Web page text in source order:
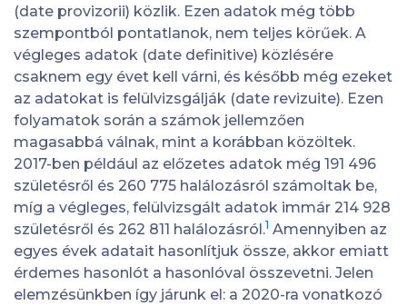
(date provizorii) közlik. Ezen adatok még több
szempontból pontatlanok, nem teljes körűek. A
végleges adatok (date definitive) közlésére
csaknem egy évet kell várni, és később még ezeket
az adatokat is felülvizsgálják (date revizuite). Ezen
folyamatok során a számok jellemzően
magasabbá válnak, mint a korábban közöltek.
2017-ben például az előzetes adatok még 191 496
születésről és 260 775 halálozásról számoltak be,
míg a végleges, felülvizsgált adatok immár 214 928
születésről és 262 811 halálozásról.1 Amennyiben az
egyes évek adatait hasonlítjuk össze, akkor emiatt
érdemes hasonlót a hasonlóval összevetni. Jelen
elemzésünkben így járunk el: a 2020-ra vonatkozó